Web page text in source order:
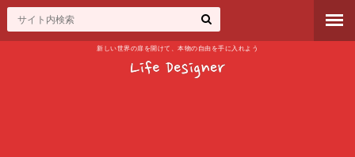
新しい世界の扉を開けて、本物の自由を手に入れよう